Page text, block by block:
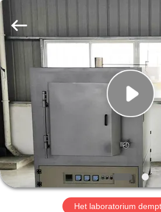
HUIS
PRODUCTEN
VIDEO'S
OVER
ONS
Sunny
Furnace
Co.,
Ltd.
All
Rights
Reserved.
Het laboratorium